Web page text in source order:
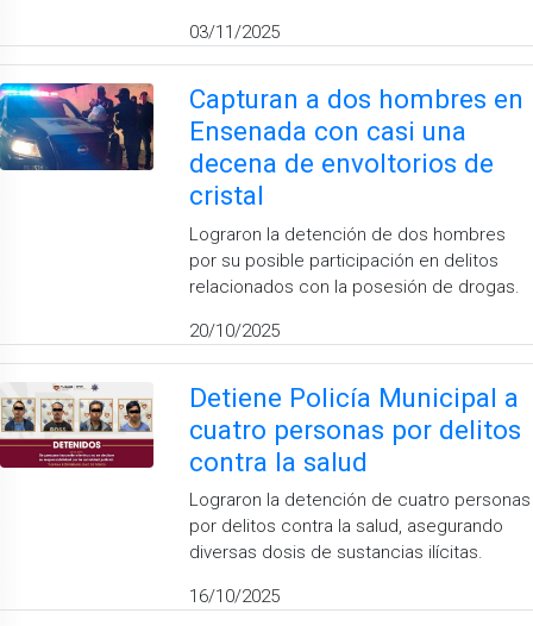
03/11/2025
Capturan a dos hombres en
Ensenada con casi una
decena de envoltorios de
cristal
Lograron la detención de dos hombres
por su posible participación en delitos
relacionados con la posesión de drogas.
20/10/2025
Detiene Policía Municipal a
cuatro personas por delitos
contra la salud
Lograron la detención de cuatro personas
por delitos contra la salud, asegurando
diversas dosis de sustancias ilícitas.
16/10/2025